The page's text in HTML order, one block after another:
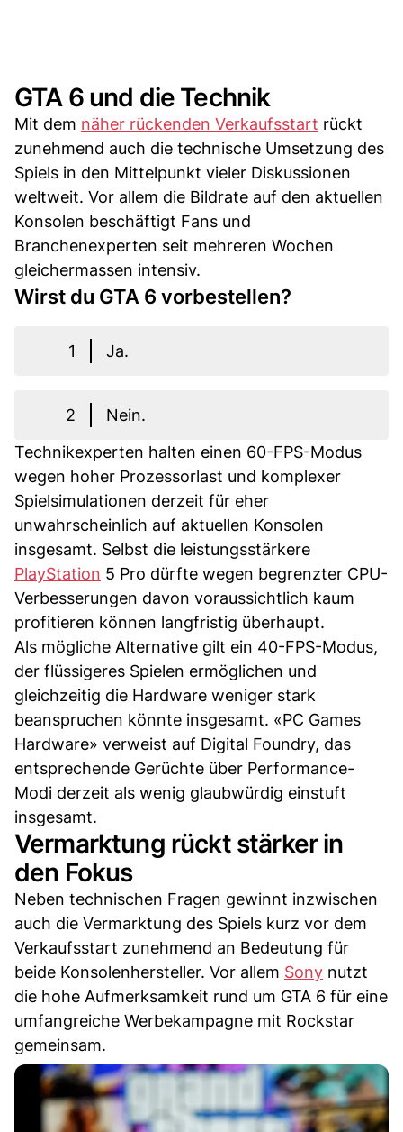
GTA 6 und die Technik
Mit dem näher rückenden Verkaufsstart rückt
zunehmend auch die technische Umsetzung des
Spiels in den Mittelpunkt vieler Diskussionen
weltweit. Vor allem die Bildrate auf den aktuellen
Konsolen beschäftigt Fans und
Branchenexperten seit mehreren Wochen
gleichermassen intensiv.
Wirst du GTA 6 vorbestellen?
1 Ja.
2
Nein.
Technikexperten halten einen 60-FPS-Modus
wegen hoher Prozessorlast und komplexer
Spielsimulationen derzeit für eher
unwahrscheinlich auf aktuellen Konsolen
insgesamt. Selbst die leistungsstärkere
PlayStation 5 Pro dürfte wegen begrenzter CPU-
Verbesserungen davon voraussichtlich kaum
profitieren können langfristig überhaupt.
Als mögliche Alternative gilt ein 40-FPS-Modus,
der flüssigeres Spielen ermöglichen und
gleichzeitig die Hardware weniger stark
beanspruchen könnte insgesamt. «PC Games
Hardware» verweist auf Digital Foundry, das
entsprechende Gerüchte über Performance-
Modi derzeit als wenig glaubwürdig einstuft
insgesamt.
Vermarktung rückt stärker in
den Fokus
Neben technischen Fragen gewinnt inzwischen
auch die Vermarktung des Spiels kurz vor dem
Verkaufsstart zunehmend an Bedeutung für
beide Konsolenhersteller. Vor allem Sony nutzt
die hohe Aufmerksamkeit rund um GTA 6 für eine
umfangreiche Werbekampagne mit Rockstar
gemeinsam.